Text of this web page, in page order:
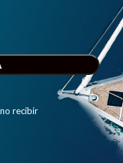
recibir